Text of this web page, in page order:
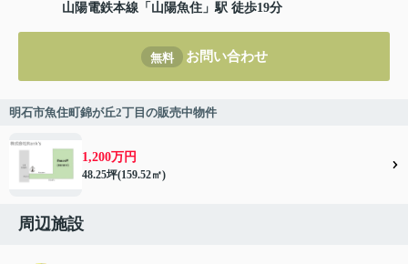
山陽電鉄本線 「 山陽魚住 」駅 徒歩19分
無料 お問い合わせ
明石市魚住町錦が丘2丁目の販売中物件
1,200万円
48.25坪(159.52㎡)
周辺施設